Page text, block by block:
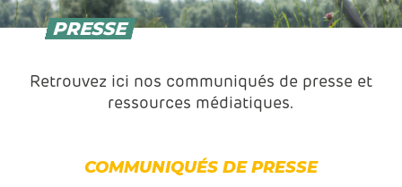
PRESSE
Retrouvez ici nos communiqués de presse et
ressources médiatiques.
COMMUNIQUÉS DE PRESSE